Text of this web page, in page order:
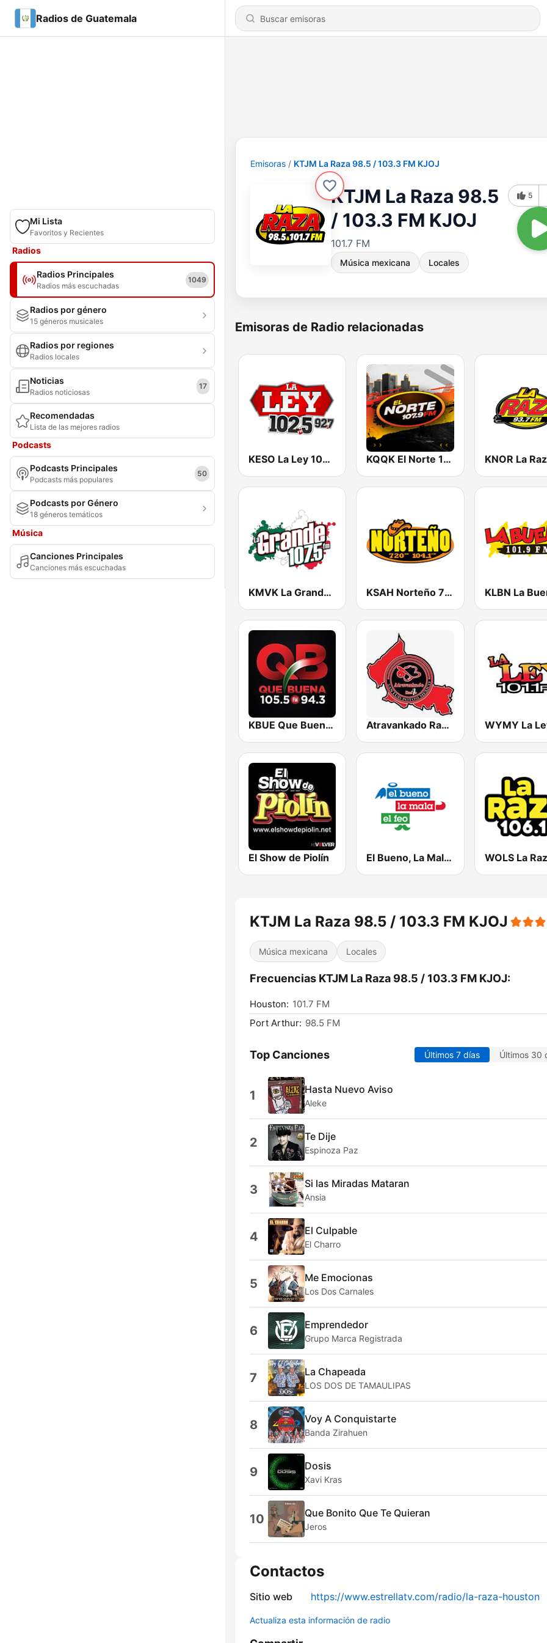
Radios de Guatemala
Mi Lista
Favoritos y Recientes
Radios
Radios Principales
Radios más escuchadas
1049
Radios por género
15 géneros musicales
Radios por regiones
Radios locales
Noticias
Radios noticiosas
17
Recomendadas
Lista de las mejores radios
Podcasts
Podcasts Principales
Podcasts más populares
50
Podcasts por Género
18 géneros temáticos
Música
Canciones Principales
Canciones más escuchadas
Emisoras KTJM La Raza 98.5 / 103.3 FM KJOJ
KTJM La Raza 98.5
/ 103.3 FM KJOJ
101.7 FM
Música mexicana Locales
5
Emisoras de Radio relacionadas
KESO La Ley 102.5 and 92.7 FM KQQK El Norte 107.9 / 101.7 FM
KMVK La Grande 107.5 FM KSAH Norteño 720 y 104.1
KBUE Que Buena 105.5 / 94.3 FM (US Only) Atravankado Radio
El Show de Piolín El Bueno, La Mala y El Feo
KTJM La Raza 98.5 / 103.3 FM KJOJ
Música mexicana Locales
Frecuencias KTJM La Raza 98.5 / 103.3 FM KJOJ:
Houston: 101.7 FM
Port Arthur: 98.5 FM
Top Canciones Últimos 7 días Últimos 30
1 Hasta Nuevo Aviso
Aleke
2 Te Dije
Espinoza Paz
3 Si las Miradas Mataran
Ansia
4 El Culpable
El Charro
5 Me Emocionas
Los Dos Carnales
6 Emprendedor
Grupo Marca Registrada
7 La Chapeada
LOS DOS DE TAMAULIPAS
8 Voy A Conquistarte
Banda Zirahuen
9 Dosis
Xavi Kras
10 Que Bonito Que Te Quieran
Jeros
Contactos
Sitio web https://www.estrellatv.com/radio/la-raza-houston
Actualiza esta información de radio